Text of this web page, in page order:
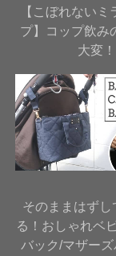
【こぼれないミ
プ】コップ飲み
大変！
そのままはずし
る！おしゃれベ
バック/マザーズ